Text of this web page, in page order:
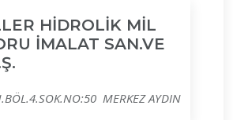
HİDROLİK MİL
İMALAT SAN.VE
MERKEZ AYDIN